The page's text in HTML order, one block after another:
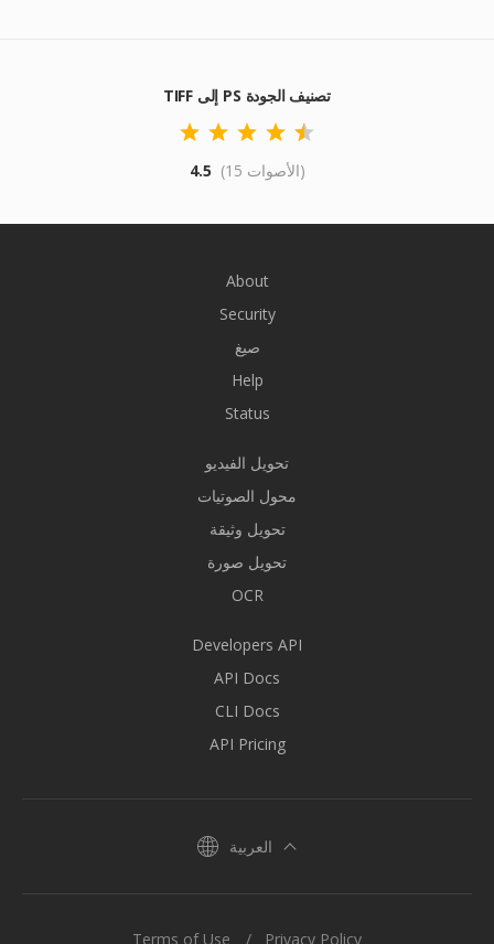
TIFF إلى PS تصنيف الجودة
4.5 (15 الأصوات)
About
Security
صيغ
Help
Status
تحويل الفيديو
محول الصوتيات
تحويل وثيقة
تحويل صورة
OCR
Developers API
API Docs
CLI Docs
API Pricing
العربية
Terms of Use Privacy Policy